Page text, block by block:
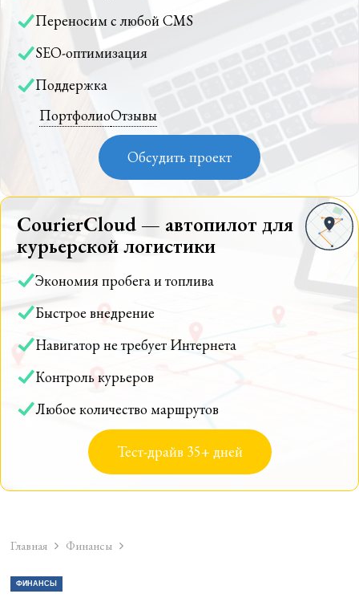
Переносим с любой CMS
SEO-оптимизация
Поддержка
ПортфолиоОтзывы
Обсудить проект
CourierCloud — автопилот для
курьерской логистики
Экономия пробега и топлива
Быстрое внедрение
Навигатор не требует Интернета
Контроль курьеров
Любое количество маршрутов
Тест-драйв 35+ дней
Главная Финансы
ФИНАНСЫ